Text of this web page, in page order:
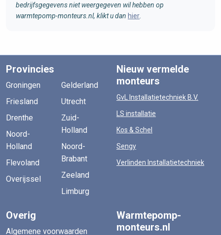
bedrijfsgegevens niet weergegeven wil hebben op
warmtepomp-monteurs.nl, klikt u dan hier
Provincies
Groningen
Friesland
Drenthe
Noord-
Holland
Flevoland
Overijssel
Gelderland
Utrecht
Zuid-
Holland
Noord-
Brabant
Zeeland
Limburg
Nieuw vermelde
monteurs
GvL Installatietechniek B.V.
LS installatie
Kos & Schel
Sengy
Verlinden Installatietechniek
Overig
Algemene voorwaarden
Warmtepomp-
monteurs.nl